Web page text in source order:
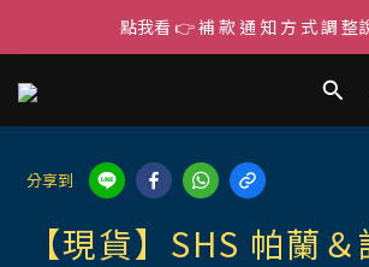
點我看 👉 補 款 通 知 方 式 調 整
分享到
【現貨】SHS 帕蘭